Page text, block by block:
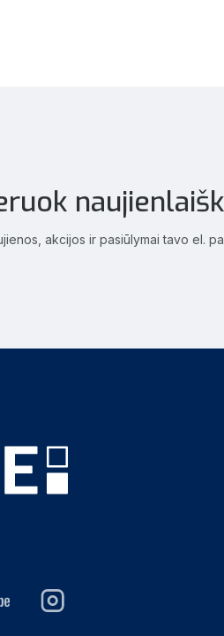
akcijos ir pasiūlymai tavo el.